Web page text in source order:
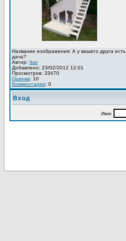
Название изображения: А у вашего друга есть
дача?
Автор: Ikar
Добавлено: 23/02/2012 12:01
Просмотров: 33470
Оценка: 10
Комментарии: 0
Вход
Имя: